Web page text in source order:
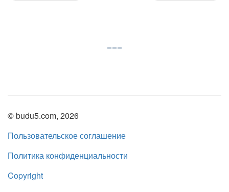
© budu5.com, 2026
Пользовательское соглашение
Политика конфиденциальности
Copyright